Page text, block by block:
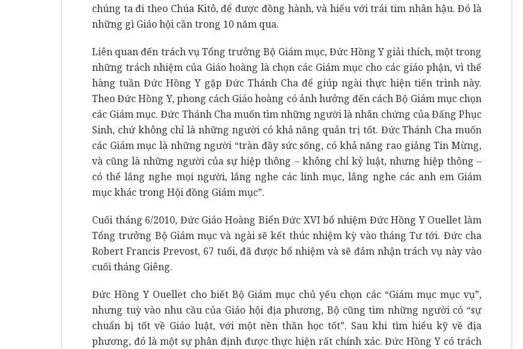
chúng ta đi theo Chúa Kitô, để được đồng hành, và hiểu với trái tim nhân hậu. Đó là
những gì Giáo hội cần trong 10 năm qua.
Liên quan đến trách vụ Tổng trưởng Bộ Giám mục, Đức Hồng Y giải thích, một trong
những trách nhiệm của Giáo hoàng là chọn các Giám mục cho các giáo phận, vì thế
hàng tuần Đức Hồng Y gặp Đức Thánh Cha để giúp ngài thực hiện tiến trình này.
Theo Đức Hồng Y, phong cách Giáo hoàng có ảnh hưởng đến cách Bộ Giám mục chọn
các Giám mục. Đức Thánh Cha muốn tìm những người là nhân chứng của Đấng Phục
Sinh, chứ không chỉ là những người có khả năng quản trị tốt. Đức Thánh Cha muốn
các Giám mục là những người “tràn đầy sức sống, có khả năng rao giảng Tin Mừng,
và cũng là những người của sự hiệp thông – không chỉ kỷ luật, nhưng hiệp thông –
có thể lắng nghe mọi người, lắng nghe các linh mục, lắng nghe các anh em Giám
mục khác trong Hội đồng Giám mục”.
Cuối tháng 6/2010, Đức Giáo Hoàng Biển Đức XVI bổ nhiệm Đức Hồng Y Ouellet làm
Tổng trưởng Bộ Giám mục và ngài sẽ kết thúc nhiệm kỳ vào tháng Tư tới. Đức cha
Robert Francis Prevost, 67 tuổi, đã được bổ nhiệm và sẽ đảm nhận trách vụ này vào
cuối tháng Giêng.
Đức Hồng Y Ouellet cho biết Bộ Giám mục chủ yếu chọn các “Giám mục mục vụ”,
nhưng tuỳ vào nhu cầu của Giáo hội địa phương, Bộ cũng tìm những người có “sự
chuẩn bị tốt về Giáo luật, với một nền thần học tốt”. Sau khi tìm hiểu kỹ về địa
phương, đó là một sự phân định được thực hiện rất chính xác. Đức Hồng Y có trách